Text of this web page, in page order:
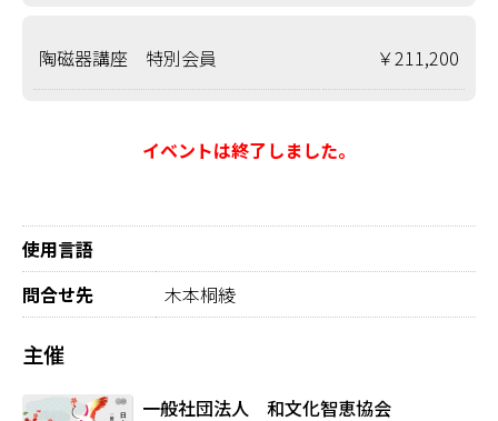
陶磁器講座 特別会員 ￥211,200
イベントは終了しました。
使用言語
問合せ先
木本桐綾
主催
一般社団法人 和文化智恵協会